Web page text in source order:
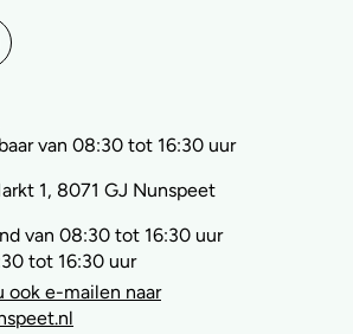
van 08:30 tot 16:30 uur
1, 8071 GJ Nunspeet
van 08:30 tot 16:30 uur
tot 16:30 uur
ook e-mailen naar